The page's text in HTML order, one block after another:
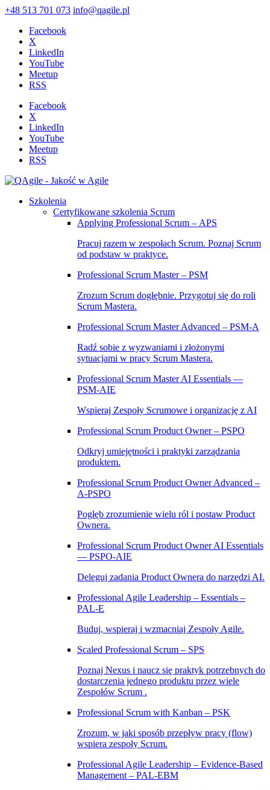
+48 513 701 073 info@qagile.pl
Facebook
X
LinkedIn
YouTube
Meetup
RSS
Facebook
X
LinkedIn
YouTube
Meetup
RSS
Szkolenia
Certyfikowane szkolenia Scrum
Applying Professional Scrum – APS
Pracuj razem w zespołach Scrum. Poznaj Scrum
od podstaw w praktyce.
Professional Scrum Master – PSM
Zrozum Scrum dogłębnie. Przygotuj się do roli
Scrum Mastera.
Professional Scrum Master Advanced – PSM‑A
Radź sobie z wyzwaniami i złożonymi
sytuacjami w pracy Scrum Mastera.
Professional Scrum Master AI Essentials —
PSM-AIE
Wspieraj Zespoły Scrumowe i organizację z AI
Professional Scrum Product Owner – PSPO
Odkryj umiejętności i praktyki zarządzania
produktem.
Professional Scrum Product Owner Advanced –
A‑PSPO
Pogłęb zrozumienie wielu ról i postaw Product
Ownera.
Professional Scrum Product Owner AI Essentials
— PSPO-AIE
Deleguj zadania Product Ownera do narzędzi AI.
Professional Agile Leadership – Essentials –
PAL‑E
Buduj, wspieraj i wzmacniaj Zespoły Agile.
Scaled Professional Scrum – SPS
Poznaj Nexus i naucz się praktyk potrzebnych do
dostarczenia jednego produktu przez wiele
Zespołów Scrum .
Professional Scrum with Kanban – PSK
Zrozum, w jaki sposób przepływ pracy (flow)
wspiera zespoły Scrum.
Professional Agile Leadership – Evidence-Based
Management – PAL-EBM